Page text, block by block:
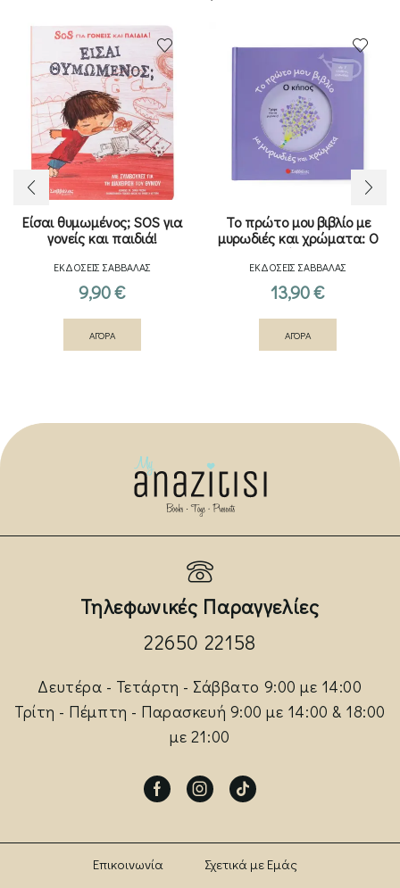
Είσαι θυμωμένος; SOS για
γονείς και παιδιά!
ΕΚΔΟΣΕΙΣ ΣΑΒΒΑΛΑΣ
9,90€
ΑΓΟΡΑ
Το πρώτο μου βιβλίο με
μυρωδιές και χρώματα: Ο
κήπος
ΕΚΔΟΣΕΙΣ ΣΑΒΒΑΛΑΣ
13,90€
ΑΓΟΡΑ
Τηλεφωνικές Παραγγελίες
22650 22158
Δευτέρα - Τετάρτη - Σάββατο 9:00 με 14:00
Τρίτη - Πέμπτη - Παρασκευή 9:00 με 14:00 & 18:00
με 21:00
FacebookInstagram
Tik-
Επικοινωνία Σχετικά με Εμάς